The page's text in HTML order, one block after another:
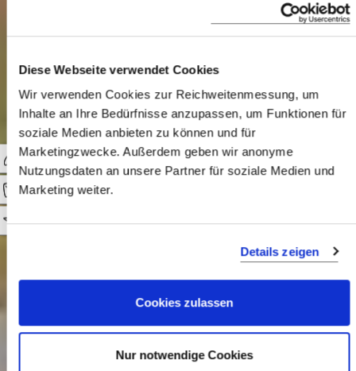
Diese Webseite verwendet Cookies
Wir verwenden Cookies zur Reichweitenmessung, um
Inhalte an Ihre Bedürfnisse anzupassen, um Funktionen für
soziale Medien anbieten zu können und für
Marketingzwecke. Außerdem geben wir anonyme
Nutzungsdaten an unsere Partner für soziale Medien und
Marketing weiter.
Details zeigen
Cookies zulassen
Nur notwendige Cookies
Luxusurlaub in
Afrika
"If I have ever seen magic, it has been in
Africa!" - John Hemingway
LUXUSREISE ULTIMATE TANSANIA